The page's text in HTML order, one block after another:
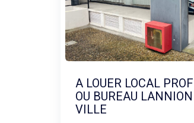
A LOUER LOCAL
OU BUREAU
VILLE